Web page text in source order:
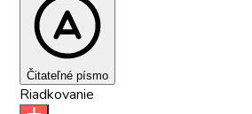
Čitateľné písmo
Riadkovanie